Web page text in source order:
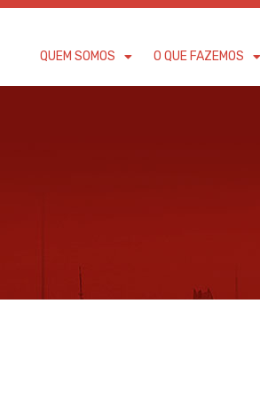
QUEM SOMOS O QUE FAZEMOS